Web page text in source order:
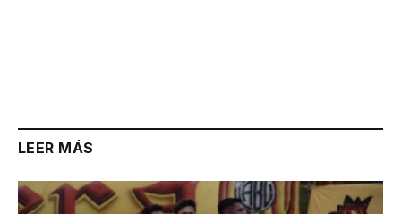
LEER MÁS